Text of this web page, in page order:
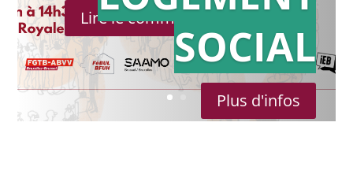
Lire le communiqué de presse
SOCIAL
Plus d'infos